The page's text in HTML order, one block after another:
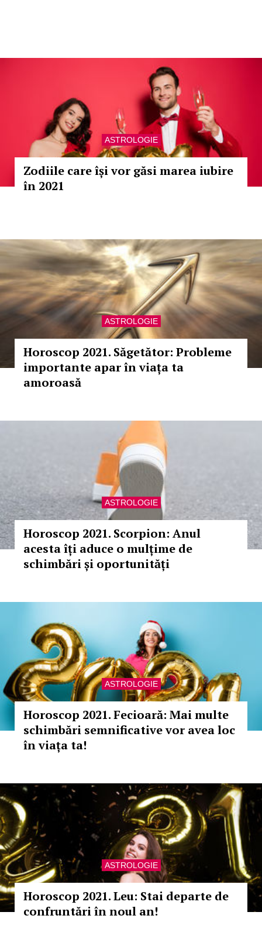
ASTROLOGIE
Zodiile care își vor găsi marea iubire
în 2021
ASTROLOGIE
Horoscop 2021. Săgetător: Probleme
importante apar în viața ta
amoroasă
ASTROLOGIE
Horoscop 2021. Scorpion: Anul
acesta îți aduce o mulțime de
schimbări și oportunități
ASTROLOGIE
Horoscop 2021. Fecioară: Mai multe
schimbări semnificative vor avea loc
în viața ta!
ASTROLOGIE
Horoscop 2021. Leu: Stai departe de
confruntări în noul an!